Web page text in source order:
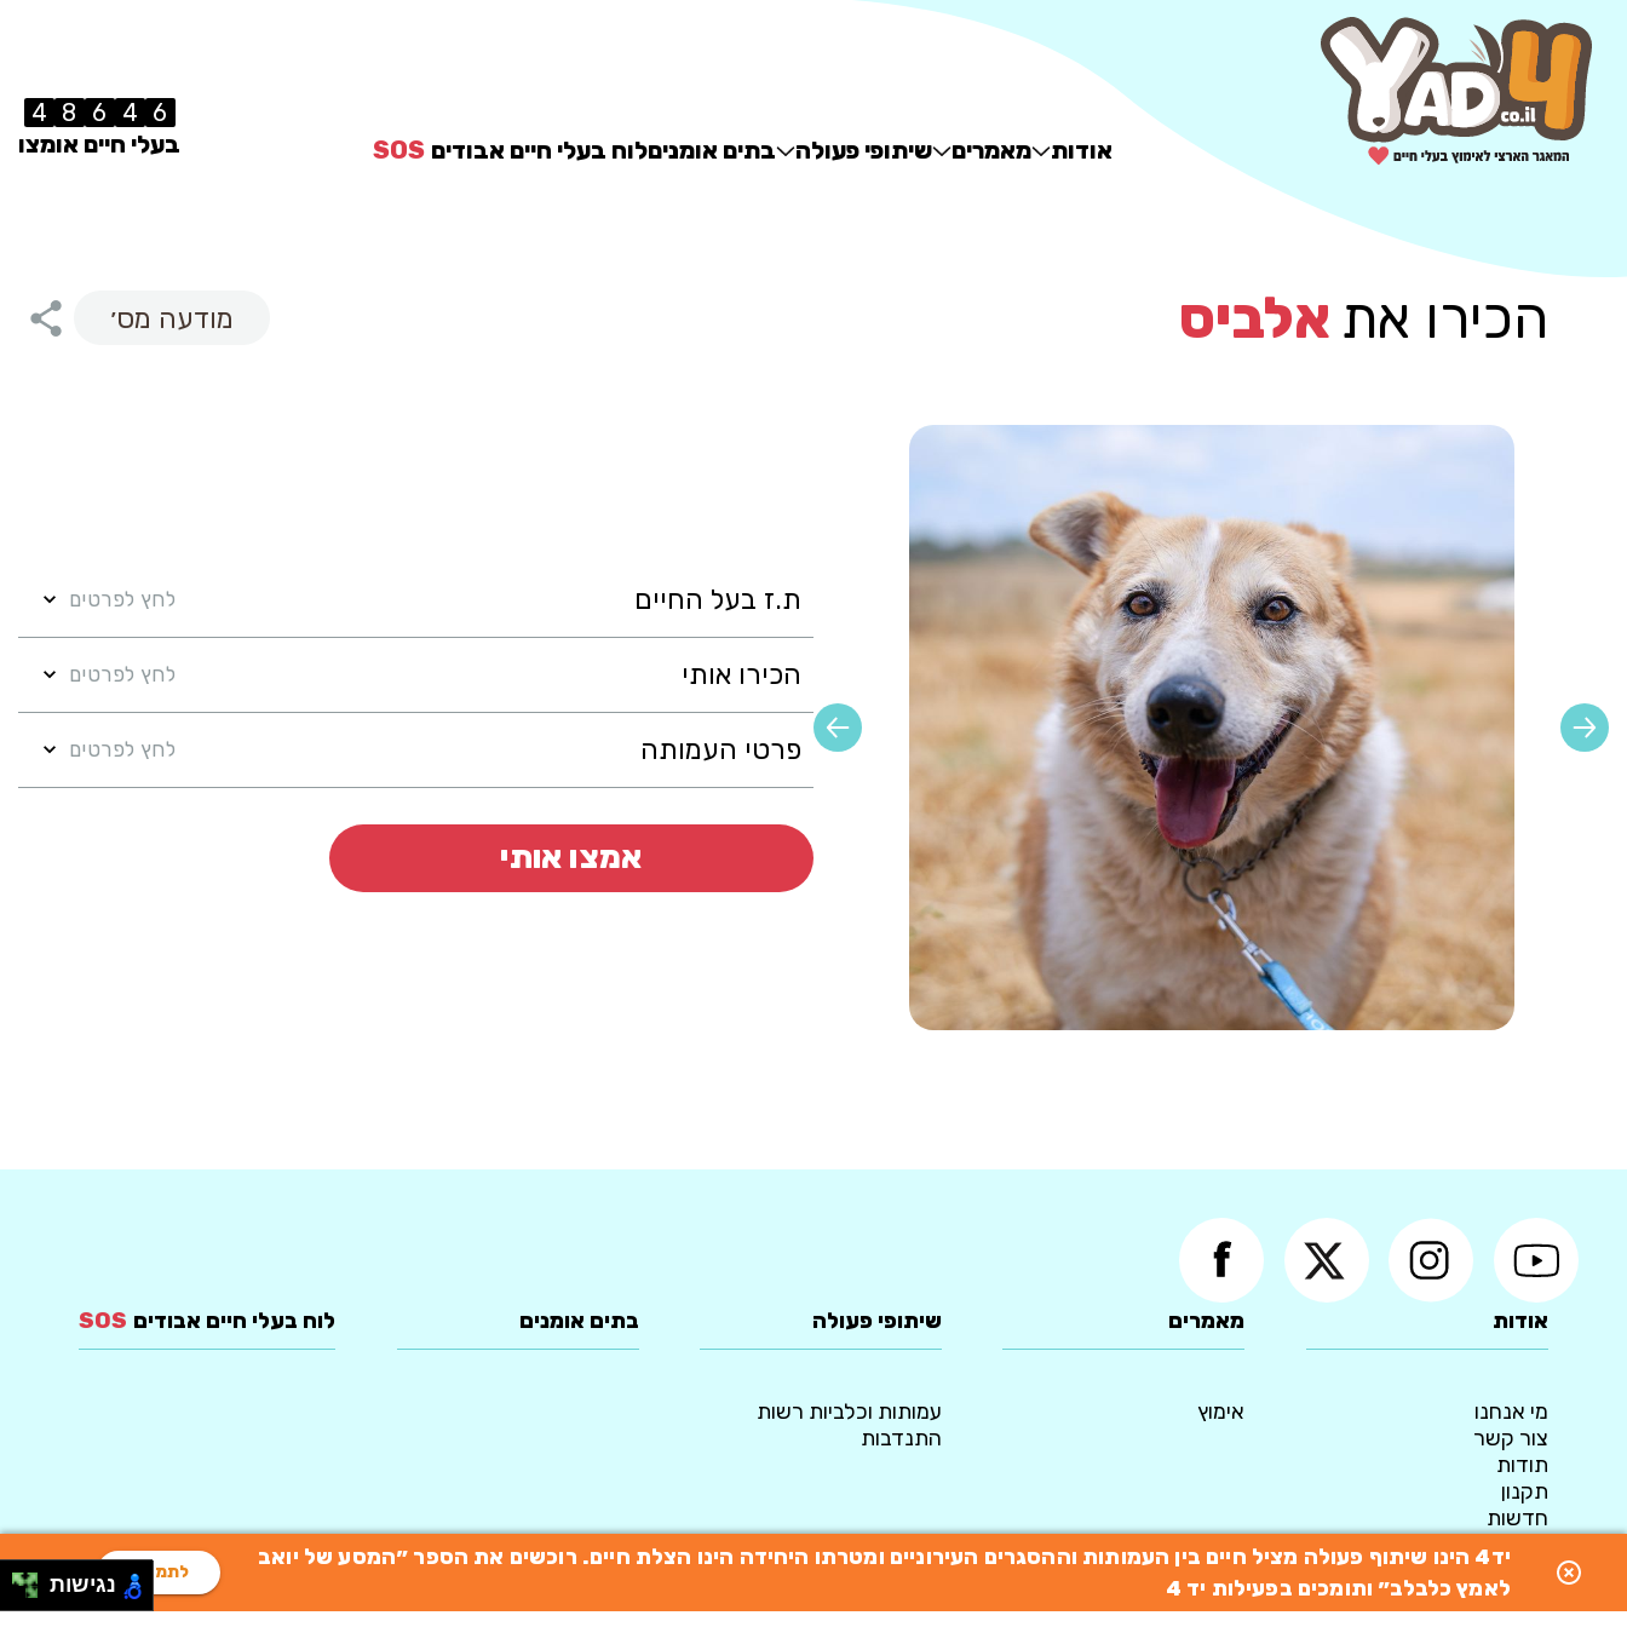
אודות מאמרים שיתופי פעולה בתים אומניםלוח בעלי חיים אבודים SOS
6
4
6
8
4
בעלי חיים אומצו
הכירו את אלביס מודעה מס׳
ת.ז בעל החיים לחץ לפרטים
הכירו אותי לחץ לפרטים
פרטי העמותה לחץ לפרטים
אמצו אותי
יד4 הינו שיתוף פעולה מציל חיים בין העמותות וההסגרים העירוניים ומטרתו היחידה הינו הצלת חיים. רוכשים את הספר ״המסע של יואב
לאמץ כלבלב״ ותומכים בפעילות יד 4
לתמיכה
אודות
מי אנחנו
צור קשר
תודות
תקנון
חדשות
מדיניות פרטיות
מאמרים
אימוץ
שיתופי פעולה
עמותות וכלביות רשות
התנדבות
בתים אומנים לוח בעלי חיים אבודים SOS
© 2015 כל הזכויות שמורות ליד4 - המאגר הארצי לאימוץ כלבים נגישות